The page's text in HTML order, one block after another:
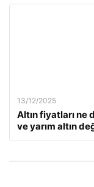
13/12/2025
Altın fiyatları ne
ve yarım altın